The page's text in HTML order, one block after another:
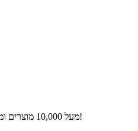
מעל 10,000 מוצרים ומאכלים במאגר עם ערכים תזונתיים!